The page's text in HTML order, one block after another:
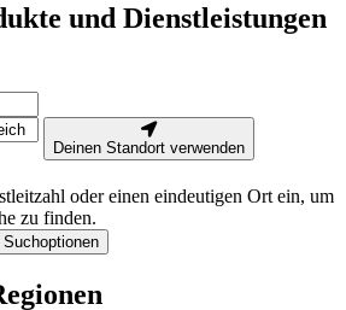
und Dienstleistungen
Deinen Standort verwenden
oder einen eindeutigen Ort ein, um
zu finden.
Suchoptionen